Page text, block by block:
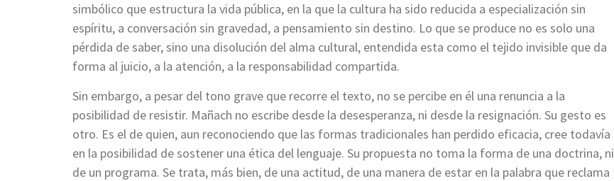
simbólico que estructura la vida pública, en la que la cultura ha sido reducida a especialización sin
espíritu, a conversación sin gravedad, a pensamiento sin destino. Lo que se produce no es solo una
pérdida de saber, sino una disolución del alma cultural, entendida esta como el tejido invisible que da
forma al juicio, a la atención, a la responsabilidad compartida.
Sin embargo, a pesar del tono grave que recorre el texto, no se percibe en él una renuncia a la
posibilidad de resistir. Mañach no escribe desde la desesperanza, ni desde la resignación. Su gesto es
otro. Es el de quien, aun reconociendo que las formas tradicionales han perdido eficacia, cree todavía
en la posibilidad de sostener una ética del lenguaje. Su propuesta no toma la forma de una doctrina, ni
de un programa. Se trata, más bien, de una actitud, de una manera de estar en la palabra que reclama